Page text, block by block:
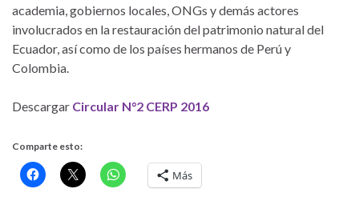
academia, gobiernos locales, ONGs y demás actores
involucrados en la restauración del patrimonio natural del
Ecuador, así como de los países hermanos de Perú y
Colombia.
Descargar Circular N°2 CERP 2016
Comparte esto:
Más